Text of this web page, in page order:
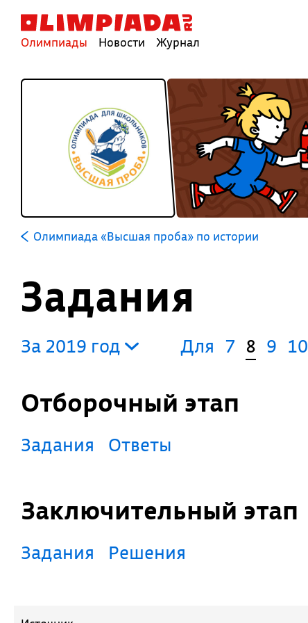
Олимпиады Новости Журнал
Олимпиада «Высшая проба» по истории
Задания
За 2019 год Для 7 8 9 10
Отборочный этап
Задания Ответы
Заключительный этап
Задания Решения